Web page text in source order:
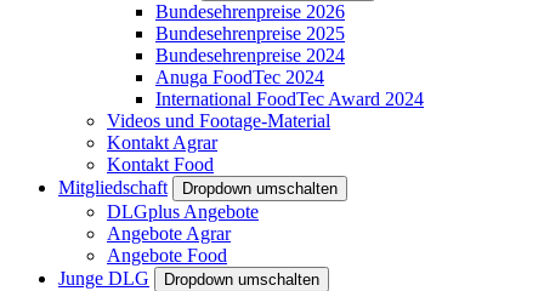
Bundesehrenpreise 2026
Bundesehrenpreise 2025
Bundesehrenpreise 2024
Anuga FoodTec 2024
International FoodTec Award 2024
Videos und Footage-Material
Kontakt Agrar
Kontakt Food
Mitgliedschaft
Dropdown umschalten
DLGplus Angebote
Angebote Agrar
Angebote Food
Junge DLG
Dropdown umschalten